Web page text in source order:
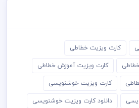
کارت ویزیت خطاطی
کارت ویزیت آموزش خطاطی
کارت ویزیت خوشنویسی
دانلود کارت ویزیت خوشنویسی